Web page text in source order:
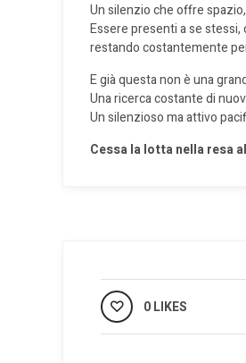
Un silenzio che offre
Essere presenti a se
restando costantemente
E già questa non è una
Una ricerca costante di
Un silenzioso ma attivo
Cessa la lottanella resa
0 LIKES